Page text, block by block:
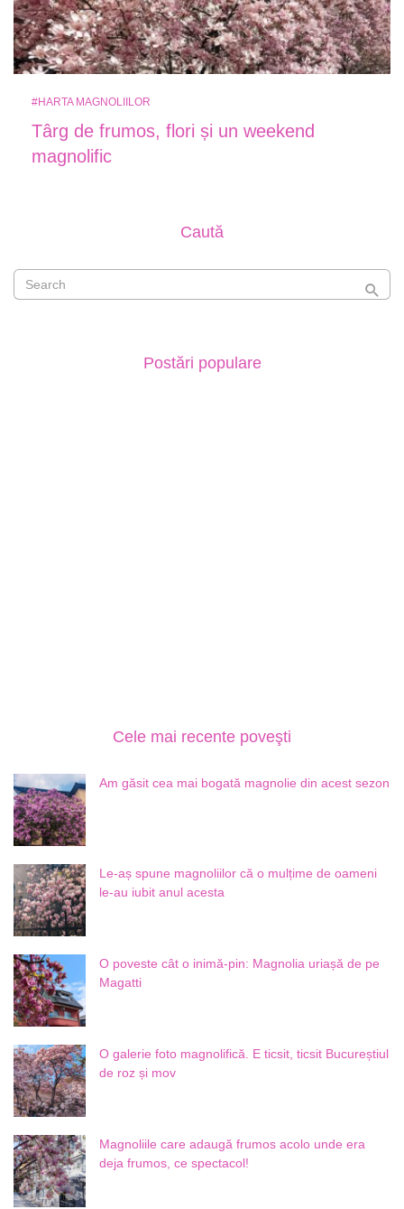
#HARTA MAGNOLIILOR
Târg de frumos, flori și un weekend
magnolific
Caută
Postări populare
Cele mai recente poveşti
Am găsit cea mai bogată magnolie din acest sezon
Le-aș spune magnoliilor că o mulțime de oameni
le-au iubit anul acesta
O poveste cât o inimă-pin: Magnolia uriașă de pe
Magatti
O galerie foto magnolifică. E ticsit, ticsit Bucureștiul
de roz și mov
Magnoliile care adaugă frumos acolo unde era
deja frumos, ce spectacol!